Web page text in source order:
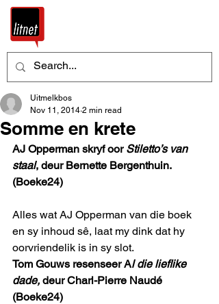
Somme en krete
Uitmelkbos
Nov 11, 2014 2 min read
AJ Opperman skryf oor Stiletto’s van
staal, deur Bernette Bergenthuin.
(Boeke24)
Alles wat AJ Opperman van die boek
en sy inhoud sê, laat my dink dat hy
oorvriendelik is in sy slot.
Tom Gouws resenseer Al die lieflike
dade, deur Charl-Pierre Naudé
(Boeke24)